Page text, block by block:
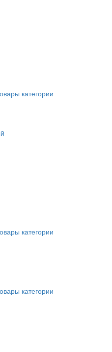
категории
категории
категории